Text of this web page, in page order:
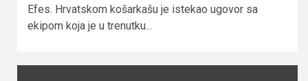
Efes. Hrvatskom košarkašu je istekao ugovor sa
ekipom koja je u trenutku...